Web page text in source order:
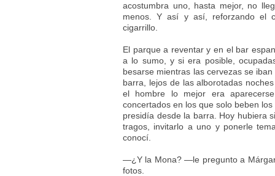
acostumbra uno, hasta mejor, no
menos. Y así y así, reforzando el
cigarrillo.
El parque a reventar y en el bar
a lo sumo, y si era posible,
besarse mientras las cervezas se
barra, lejos de las alborotadas
el hombre lo mejor era
concertados en los que solo beben
presidía desde la barra. Hoy hubiera
tragos, invitarlo a uno y ponerle
conocí.
—¿Y la Mona? —le pregunto a
fotos.